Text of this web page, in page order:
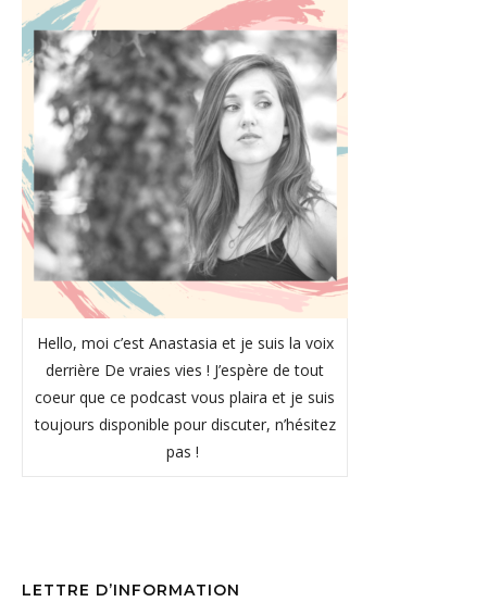
Hello, moi c’est Anastasia et je suis la voix
derrière De vraies vies ! J’espère de tout
coeur que ce podcast vous plaira et je suis
toujours disponible pour discuter, n’hésitez
pas !
LETTRE D’INFORMATION